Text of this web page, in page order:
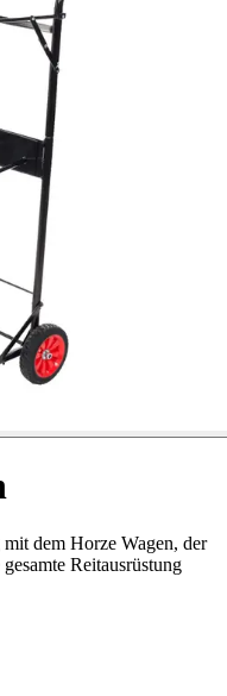
dem Horze Wagen, der
Reitausrüstung